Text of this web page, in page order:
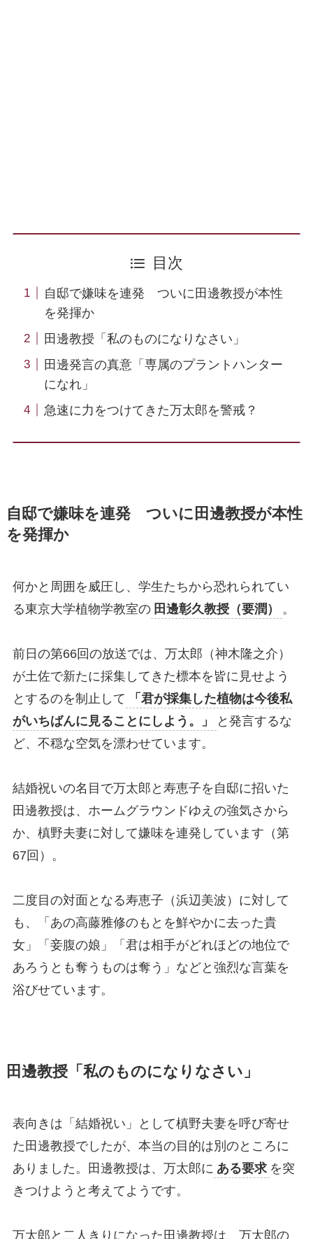
目次
自邸で嫌味を連発 ついに田邊教授が本性
を発揮か
田邊教授「私のものになりなさい」
田邊発言の真意「専属のプラントハンター
になれ」
急速に力をつけてきた万太郎を警戒？
自邸で嫌味を連発 ついに田邊教授が本性
を発揮か
何かと周囲を威圧し、学生たちから恐れられてい
る東京大学植物学教室の 田邊彰久教授（要潤） 。
前日の第66回の放送では、万太郎（神木隆之介）
が土佐で新たに採集してきた標本を皆に見せよう
とするのを制止して
「君が採集した植物は今後私
がいちばんに見ることにしよう。」
と発言するな
ど、不穏な空気を漂わせています。
結婚祝いの名目で万太郎と寿恵子を自邸に招いた
田邊教授は、ホームグラウンドゆえの強気さから
か、槙野夫妻に対して嫌味を連発しています（第
67回）。
二度目の対面となる寿恵子（浜辺美波）に対して
も、「あの高藤雅修のもとを鮮やかに去った貴
女」「妾腹の娘」「君は相手がどれほどの地位で
あろうとも奪うものは奪う」などと強烈な言葉を
浴びせています。
田邊教授「私のものになりなさい」
表向きは「結婚祝い」として槙野夫妻を呼び寄せ
た田邊教授でしたが、本当の目的は別のところに
ありました。田邊教授は、万太郎に ある要求 を突
きつけようと考えてようです。
万太郎と二人きりになった田邊教授は、万太郎の